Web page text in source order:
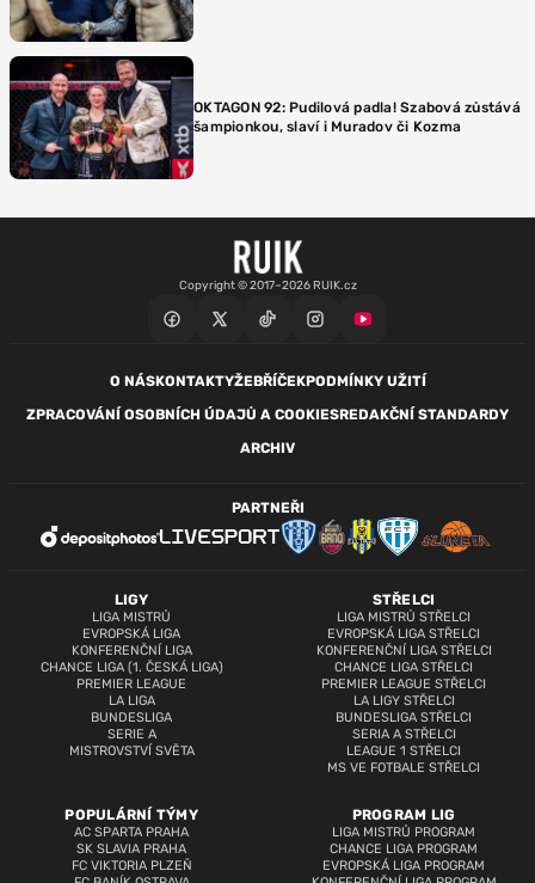
OKTAGON 92: Pudilová padla! Szabová zůstává
šampionkou, slaví i Muradov či Kozma
Copyright © 2017–2026 RUIK.cz
O NÁSKONTAKTYŽEBŘÍČEKPODMÍNKY UŽITÍ
ZPRACOVÁNÍ OSOBNÍCH ÚDAJŮ A COOKIESREDAKČNÍ STANDARDY
ARCHIV
LIGY
LIGA MISTRŮ
EVROPSKÁ LIGA
KONFERENČNÍ LIGA
CHANCE LIGA (1. ČESKÁ LIGA)
PREMIER LEAGUE
LA LIGA
BUNDESLIGA
SERIE A
MISTROVSTVÍ SVĚTA
STŘELCI
LIGA MISTRŮ STŘELCI
EVROPSKÁ LIGA STŘELCI
KONFERENČNÍ LIGA STŘELCI
CHANCE LIGA STŘELCI
PREMIER LEAGUE STŘELCI
LA LIGY STŘELCI
BUNDESLIGA STŘELCI
SERIA A STŘELCI
LEAGUE 1 STŘELCI
MS VE FOTBALE STŘELCI
POPULÁRNÍ TÝMY
AC SPARTA PRAHA
SK SLAVIA PRAHA
FC VIKTORIA PLZEŇ
PROGRAM LIG
LIGA MISTRŮ PROGRAM
CHANCE LIGA PROGRAM
EVROPSKÁ LIGA PROGRAM
PARTNEŘI